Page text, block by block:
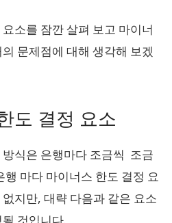
소를 잠깐 살펴 보고 마이너
문제점에 대해 생각해 보겠
도 결정 요소
식은 은행마다 조금씩 조금
행 마다 마이너스 한도 결정 요
지만, 대략 다음과 같은 요소